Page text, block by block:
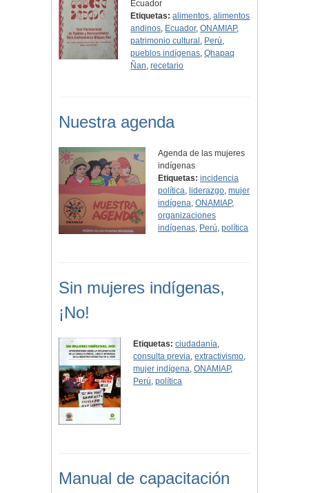
Ecuador
Etiquetas: alimentos,alimentos
andinos, Ecuador,ONAMIAP,
patrimonio cultural , Perú,
pueblos indígenas,Qhapaq
Ñan,recetario
Nuestra agenda
Agenda de las mujeres
indígenas
Etiquetas: incidencia
política, liderazgo, mujer
indígena, ONAMIAP,
organizaciones
indígenas, Perú, política
Sin mujeres indígenas,
¡No!
Etiquetas: ciudadanía,
consulta previa,extractivismo,
mujer indígena,ONAMIAP,
Perú,política
Manual de capacitación